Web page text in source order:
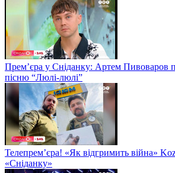
Прем’єра у Сніданку: Артем Пивоваров
пісню “Люлі-люлі”
Телепрем’єра! «Як відгримить війна»
«Сніданку»